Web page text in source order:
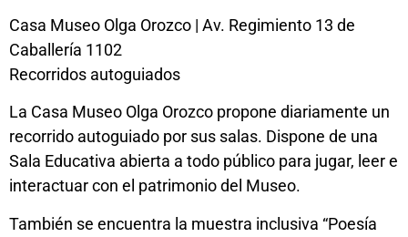
Casa Museo Olga Orozco | Av. Regimiento 13 de
Caballería 1102
Recorridos autoguiados
La Casa Museo Olga Orozco propone diariamente un
recorrido autoguiado por sus salas. Dispone de una
Sala Educativa abierta a todo público para jugar, leer e
interactuar con el patrimonio del Museo.
También se encuentra la muestra inclusiva “Poesía